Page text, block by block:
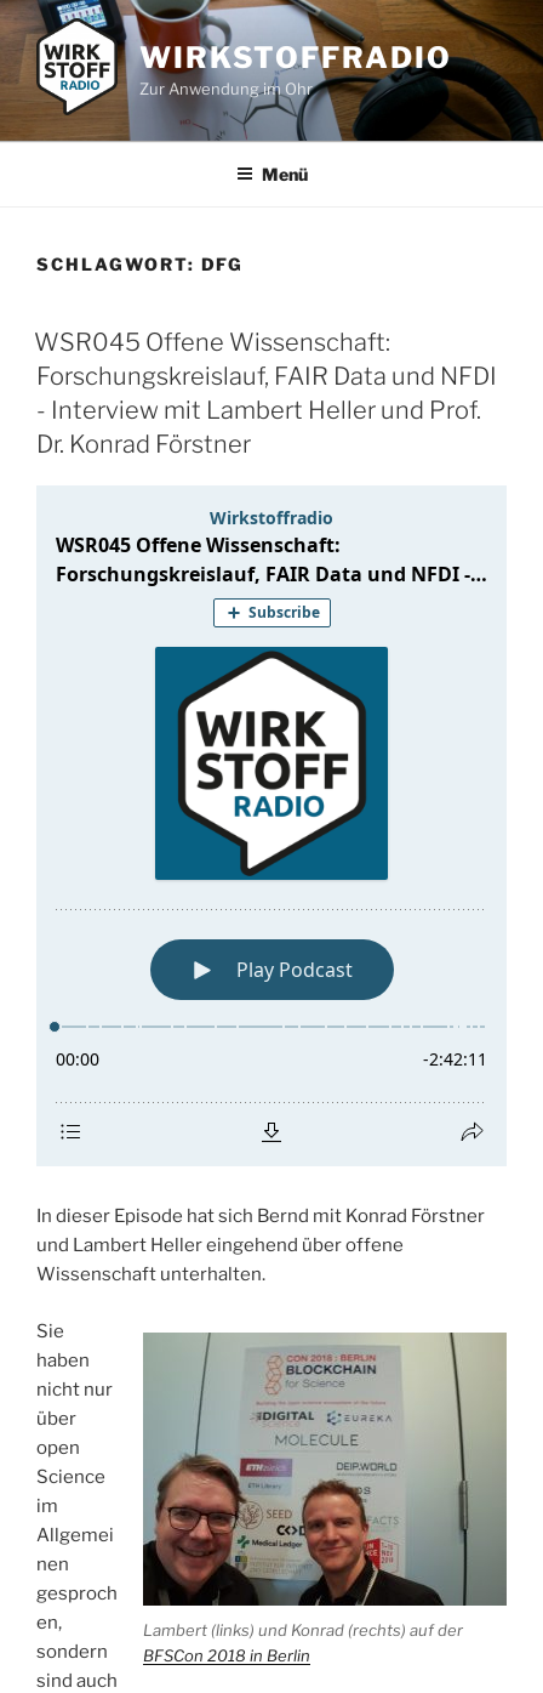
Zum
Inhalt
springen
WIRKSTOFFRADIO
Zur Anwendung im Ohr
Menü
SCHLAGWORT: DFG
WSR045 Offene Wissenschaft:
Forschungskreislauf, FAIR Data und NFDI
- Interview mit Lambert Heller und Prof.
Dr. Konrad Förstner
In dieser Episode hat sich Bernd mit Konrad Förstner
und Lambert Heller eingehend über offene
Wissenschaft unterhalten.
Lambert (links) und Konrad (rechts) auf der
BFSCon 2018 in Berlin
Sie
haben
nicht nur
über
open
Science
im
Allgemei
nen
gesproch
en,
sondern
sind auch